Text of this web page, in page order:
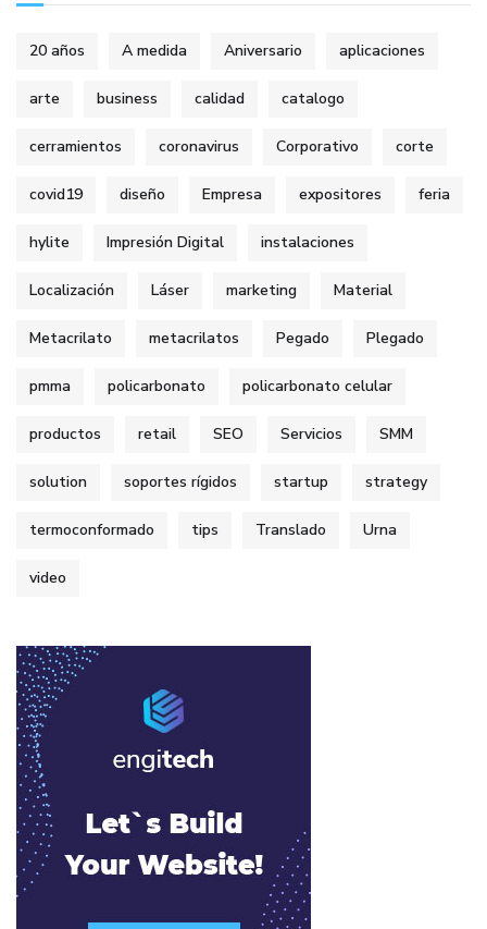
20 años A medida Aniversario aplicaciones
arte business calidad catalogo
cerramientos coronavirus Corporativo corte
covid19 diseño Empresa expositores feria
hylite Impresión Digital instalaciones
Localización Láser marketing Material
Metacrilato metacrilatos Pegado Plegado
pmma policarbonato policarbonato celular
productos retail SEO Servicios SMM
solution soportes rígidos startup strategy
termoconformado tips Translado Urna
video